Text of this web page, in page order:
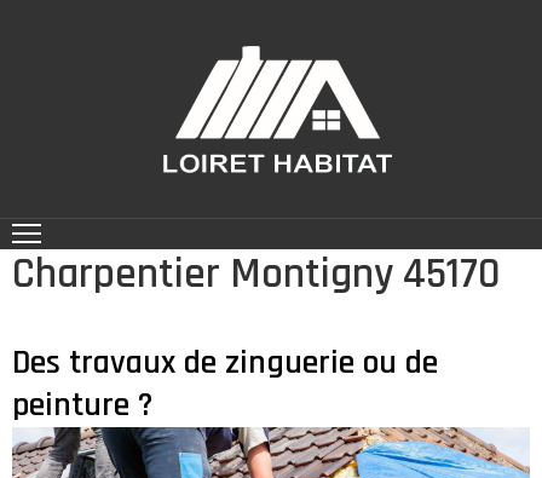
CONTACT
Charpentier Montigny 45170
Des travaux de zinguerie ou de
peinture ?